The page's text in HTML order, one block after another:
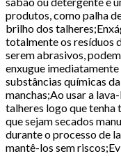
produtos, como palha
brilho dos
totalmente os resíduos
serem abrasivos,
enxugue
substâncias químicas
manchas;Ao usar a
talheres logo que tenha
que sejam secados
durante o processo de
mantê-los sem